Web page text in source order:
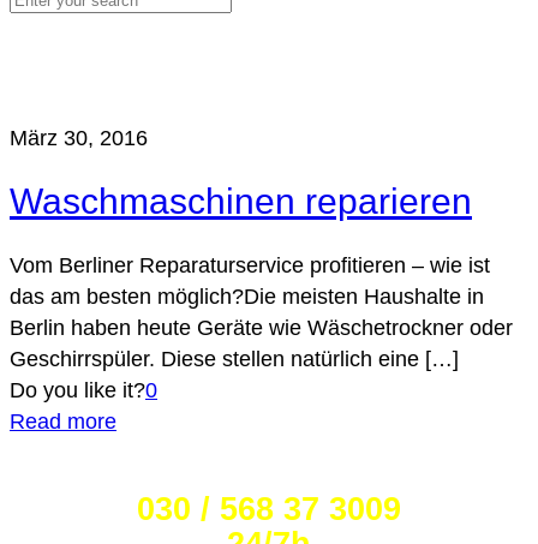
März 30, 2016
Waschmaschinen reparieren
Vom Berliner Reparaturservice profitieren – wie ist
das am besten möglich?Die meisten Haushalte in
Berlin haben heute Geräte wie Wäschetrockner oder
Geschirrspüler. Diese stellen natürlich eine […]
Do you like it?0
Read more
030 / 568 37 3009